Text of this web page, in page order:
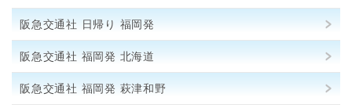
阪急交通社 日帰り 福岡発
阪急交通社 福岡発 北海道
阪急交通社 福岡発 萩津和野